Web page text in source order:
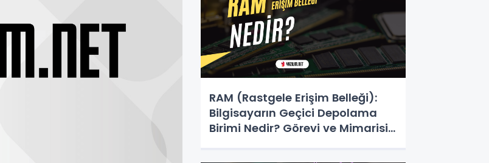
RAM (Rastgele Erişim Belleği):
Bilgisayarın Geçici Depolama
Birimi Nedir? Görevi ve Mimarisi